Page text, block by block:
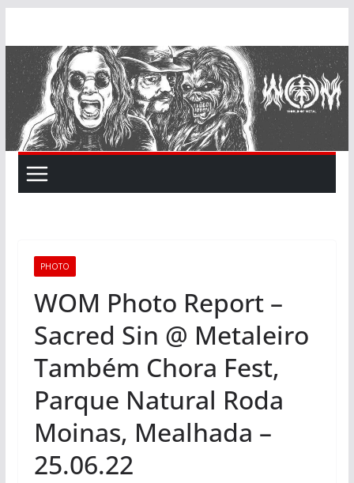
content
PHOTO
WOM Photo Report –
Sacred Sin @ Metaleiro
Também Chora Fest,
Parque Natural Roda
Moinas, Mealhada –
25.06.22